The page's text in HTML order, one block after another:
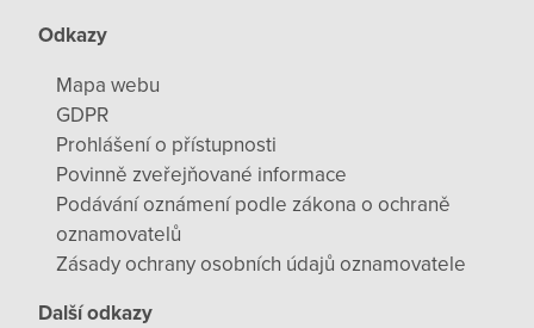
Odkazy
Mapa webu
GDPR
Prohlášení o přístupnosti
Povinně zveřejňované informace
Podávání oznámení podle zákona o ochraně
oznamovatelů
Zásady ochrany osobních údajů oznamovatele
Další odkazy